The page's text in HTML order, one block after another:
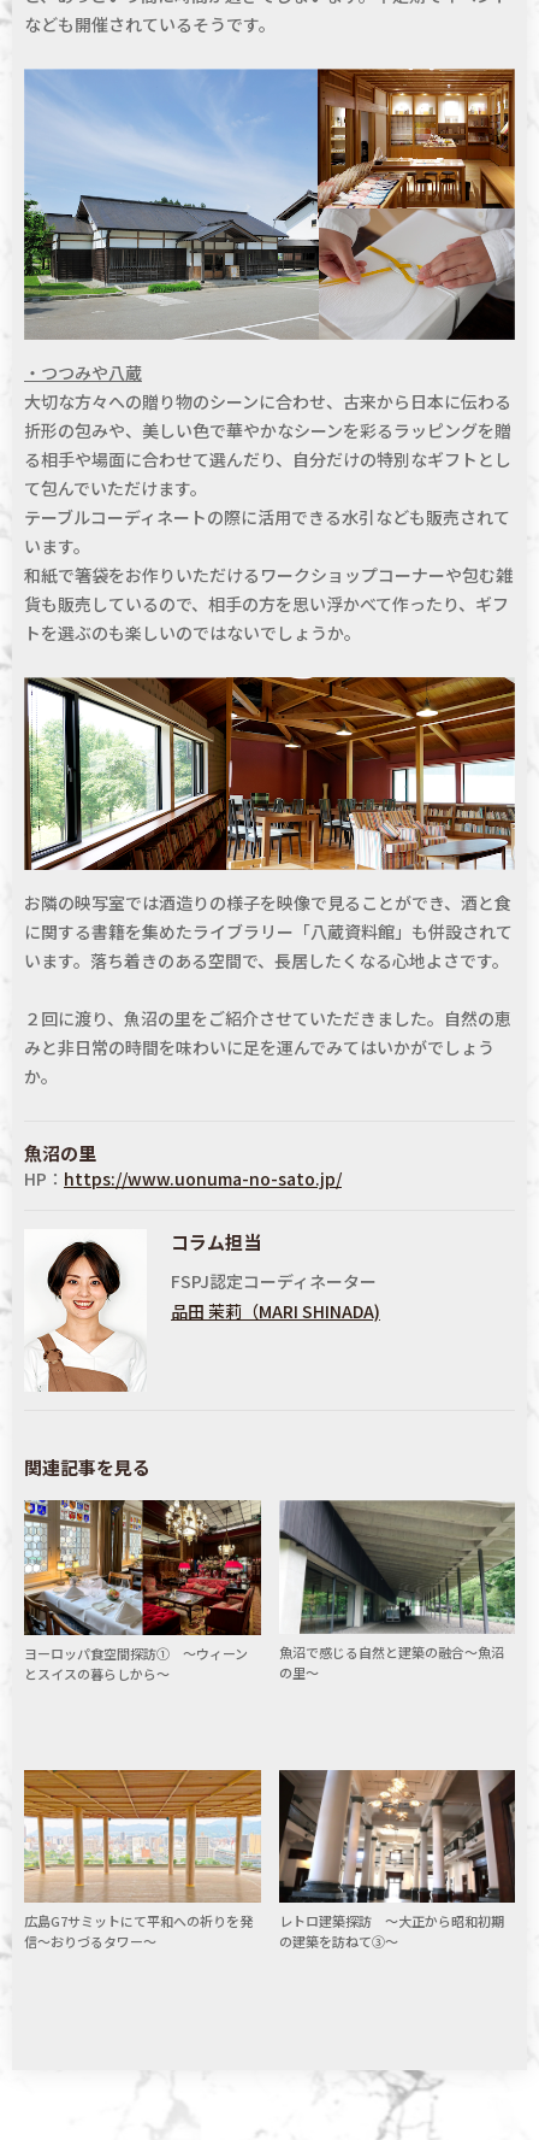
なども開催されているそうです。
・つつみや八蔵
大切な方々への贈り物のシーンに合わせ、古来から日本に伝わる
折形の包みや、美しい色で華やかなシーンを彩るラッピングを贈
る相手や場面に合わせて選んだり、自分だけの特別なギフトとし
て包んでいただけます。
テーブルコーディネートの際に活用できる水引なども販売されて
います。
和紙で箸袋をお作りいただけるワークショップコーナーや包む雑
貨も販売しているので、相手の方を思い浮かべて作ったり、ギフ
トを選ぶのも楽しいのではないでしょうか。
お隣の映写室では酒造りの様子を映像で見ることができ、酒と食
に関する書籍を集めたライブラリー「八蔵資料館」も併設されて
います。落ち着きのある空間で、⻑居したくなる心地よさです。
２回に渡り、魚沼の里をご紹介させていただきました。自然の恵
みと非日常の時間を味わいに足を運んでみてはいかがでしょう
か。
魚沼の里
HP： https://www.uonuma-no-sato.jp/
コラム担当
FSPJ認定コーディネーター
品田 茉莉（MARI SHINADA)
関連記事を見る
ヨーロッパ食空間探訪① 〜ウィーン
とスイスの暮らしから〜
魚沼で感じる自然と建築の融合〜魚沼
の里〜
広島G7サミットにて平和への祈りを発
信〜おりづるタワー〜
レトロ建築探訪 〜大正から昭和初期
の建築を訪ねて③〜